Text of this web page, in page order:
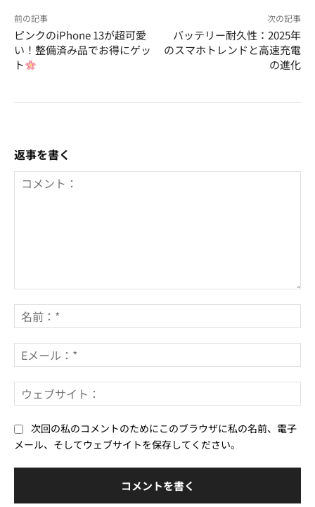
前の記事
ピンクのiPhone 13が超可愛
い！整備済み品でお得にゲッ
ト
次の記事
バッテリー耐久性：2025年
のスマホトレンドと高速充電
の進化
返事を書く
メ
ン
ト：
前
*
メ
ー
*ェ
次回の私のコメントのためにこのブラウザに私の名前、電子
メール、そしてウェブサイトを保存してください。